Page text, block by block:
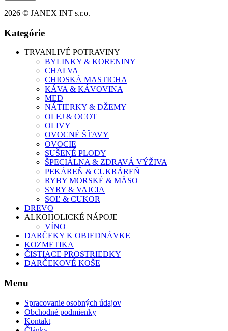
2026 © JANEX INT s.r.o.
Kategórie
TRVANLIVÉ POTRAVINY
BYLINKY & KORENINY
CHALVA
CHIOSKÁ MASTICHA
KÁVA & KÁVOVINA
MED
NÁTIERKY & DŽEMY
OLEJ & OCOT
OLIVY
OVOCNÉ ŠŤAVY
OVOCIE
SUŠENÉ PLODY
ŠPECIÁLNA & ZDRAVÁ VÝŽIVA
PEKÁREŇ & CUKRÁREŇ
RYBY MORSKÉ & MÄSO
SYRY & VAJCIA
SOĽ & CUKOR
DREVO
ALKOHOLICKÉ NÁPOJE
VÍNO
DARČEKY K OBJEDNÁVKE
KOZMETIKA
ČISTIACE PROSTRIEDKY
DARČEKOVÉ KOŠE
Menu
Spracovanie osobných údajov
Obchodné podmienky
Kontakt